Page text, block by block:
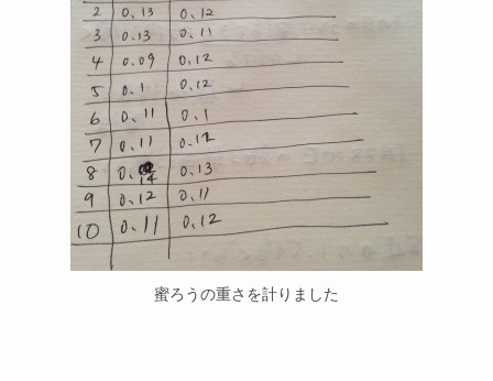
蜜ろうの重さを計りました